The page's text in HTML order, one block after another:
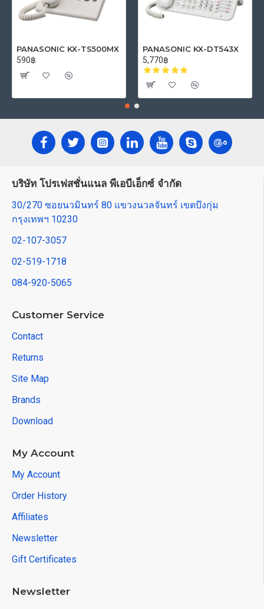
PANASONIC KX-TS500MX
590฿
PANASONIC KX-DT543X
5,770฿
บริษัท โปรเฟสชั่นแนล พีเอบีเอ็กซ์ จำกัด
30/270 ซอยนวมินทร์ 80 แขวงนวลจันทร์ เขตบึงกุ่ม
กรุงเทพฯ 10230
02-107-3057
02-519-1718
084-920-5065
Customer Service
Contact
Returns
Site Map
Brands
Download
My Account
My Account
Order History
Affiliates
Newsletter
Gift Certificates
Newsletter